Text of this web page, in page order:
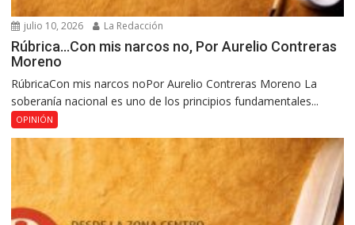
julio 10, 2026 La Redacción
Rúbrica…Con mis narcos no, Por Aurelio Contreras
Moreno
RúbricaCon mis narcos noPor Aurelio Contreras Moreno La
soberanía nacional es uno de los principios fundamentales...
OPINIÓN